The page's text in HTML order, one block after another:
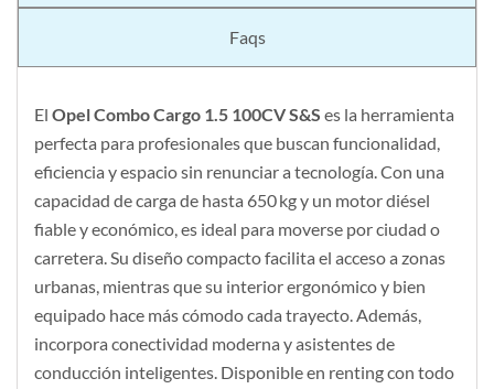
Faqs
El Opel Combo Cargo 1.5 100CV S&S es la herramienta
perfecta para profesionales que buscan funcionalidad,
eficiencia y espacio sin renunciar a tecnología. Con una
capacidad de carga de hasta 650 kg y un motor diésel
fiable y económico, es ideal para moverse por ciudad o
carretera. Su diseño compacto facilita el acceso a zonas
urbanas, mientras que su interior ergonómico y bien
equipado hace más cómodo cada trayecto. Además,
incorpora conectividad moderna y asistentes de
conducción inteligentes. Disponible en renting con todo